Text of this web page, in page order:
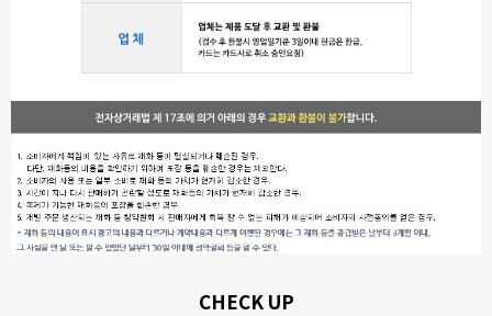
CHECK UP